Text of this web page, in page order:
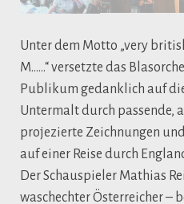
Unter dem Motto „very
M……“ versetzte das
Publikum gedanklich auf
Untermalt durch passende,
projezierte Zeichnungen
auf einer Reise durch
Der Schauspieler Mathias
waschechter Österreicher –